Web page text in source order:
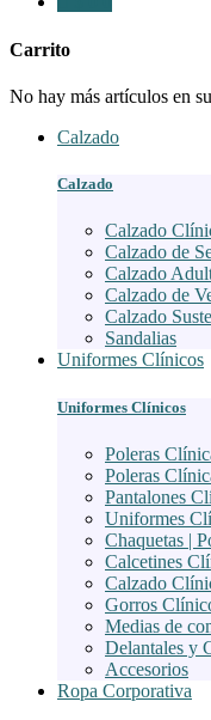
Carrito
No hay más artículos en
Calzado
Calzado
Calzado
Calzado de
Calzado
Calzado de
Calzado
Sandalias
Uniformes Clínicos
Uniformes Clínicos
Poleras
Poleras
Pantalones
Uniformes
Chaquetas |
Calcetines
Calzado
Gorros
Medias de
Delantales y
Accesorios
Ropa Corporativa